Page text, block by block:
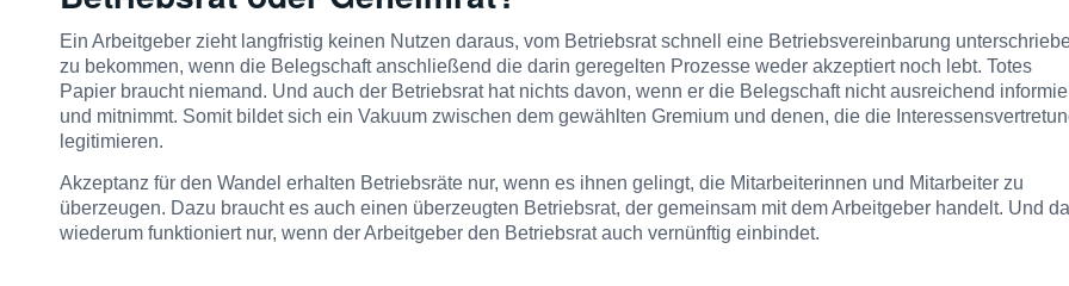
Ein Arbeitgeber zieht langfristig keinen Nutzen daraus, vom Betriebsrat schnell eine Betriebsvereinbarung
zu bekommen, wenn die Belegschaft anschließend die darin geregelten Prozesse weder akzeptiert noch lebt. Totes
Papier braucht niemand. Und auch der Betriebsrat hat nichts davon, wenn er die Belegschaft nicht ausreichend
und mitnimmt. Somit bildet sich ein Vakuum zwischen dem gewählten Gremium und denen, die die
legitimieren.
Akzeptanz für den Wandel erhalten Betriebsräte nur, wenn es ihnen gelingt, die Mitarbeiterinnen und Mitarbeiter zu
überzeugen. Dazu braucht es auch einen überzeugten Betriebsrat, der gemeinsam mit dem Arbeitgeber handelt. Und
wiederum funktioniert nur, wenn der Arbeitgeber den Betriebsrat auch vernünftig einbindet.